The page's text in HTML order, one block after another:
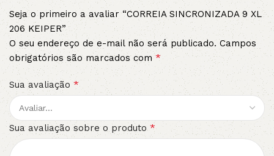
Seja o primeiro a avaliar “CORREIA SINCRONIZADA 9 XL
206 KEIPER”
O seu endereço de e-mail não será publicado. Campos
obrigatórios são marcados com*
Sua avaliação *
Sua avaliação sobre o produto*